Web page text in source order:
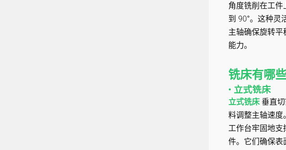
角度铣削在工件
到 90°。这种灵
主轴确保旋转
能力。
铣床有哪
• 立式铣床
立式铣床 垂直
料调整主轴速度。
工作台牢固地
件。它们确保表